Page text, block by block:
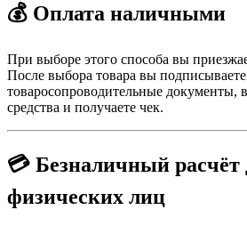
💰 Оплата наличными
При выборе этого способа вы
После выбора товара вы подписываете
товаросопроводительные документы,
средства и получаете чек.
💳 Безналичный расчёт
физических лиц